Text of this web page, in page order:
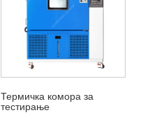
Термичка комора за
тестирање